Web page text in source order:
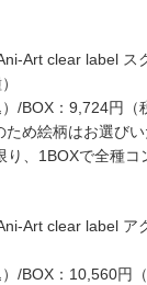
Art clear label ス
/BOX：9,724円（
め絵柄はお選び
、1BOXで全種コ
Art clear label ア
/BOX：10,560円（